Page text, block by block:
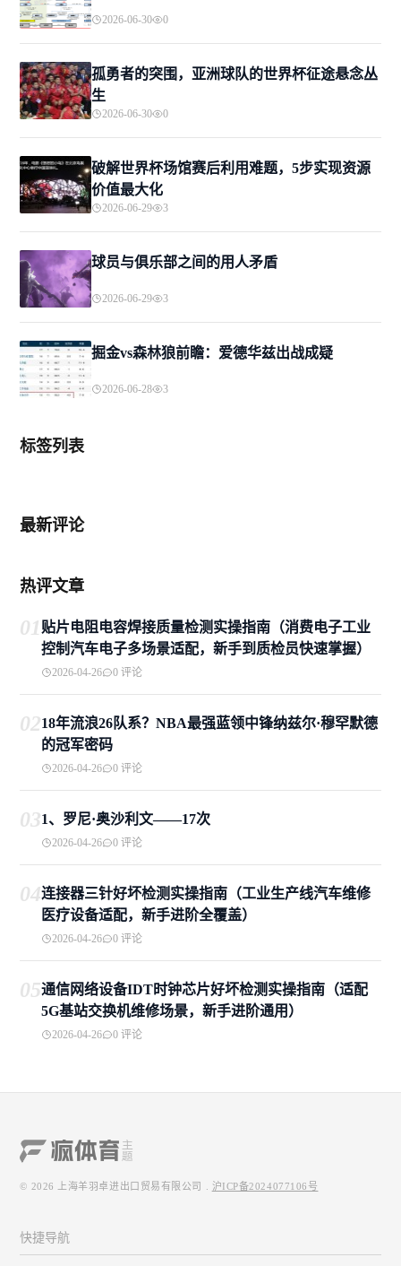
2026-06-30 0
孤勇者的突围，亚洲球队的世界杯征途悬念丛
生
2026-06-30 0
破解世界杯场馆赛后利用难题，5步实现资源
价值最大化
2026-06-29 3
球员与俱乐部之间的用人矛盾
2026-06-29 3
掘金vs森林狼前瞻：爱德华兹出战成疑
2026-06-28 3
标签列表
最新评论
热评文章
01贴片电阻电容焊接质量检测实操指南（消费电子工业
控制汽车电子多场景适配，新手到质检员快速掌握）
2026-04-26 0 评论
0218年流浪26队系？NBA最强蓝领中锋纳兹尔·穆罕默德
的冠军密码
2026-04-26 0 评论
031、罗尼·奥沙利文——17次
2026-04-26 0 评论
04连接器三针好坏检测实操指南（工业生产线汽车维修
医疗设备适配，新手进阶全覆盖）
2026-04-26 0 评论
05通信网络设备IDT时钟芯片好坏检测实操指南（适配
5G基站交换机维修场景，新手进阶通用）
2026-04-26 0 评论
© 2026 上海羊羽卓进出口贸易有限公司 沪ICP备2024077106号
快捷导航